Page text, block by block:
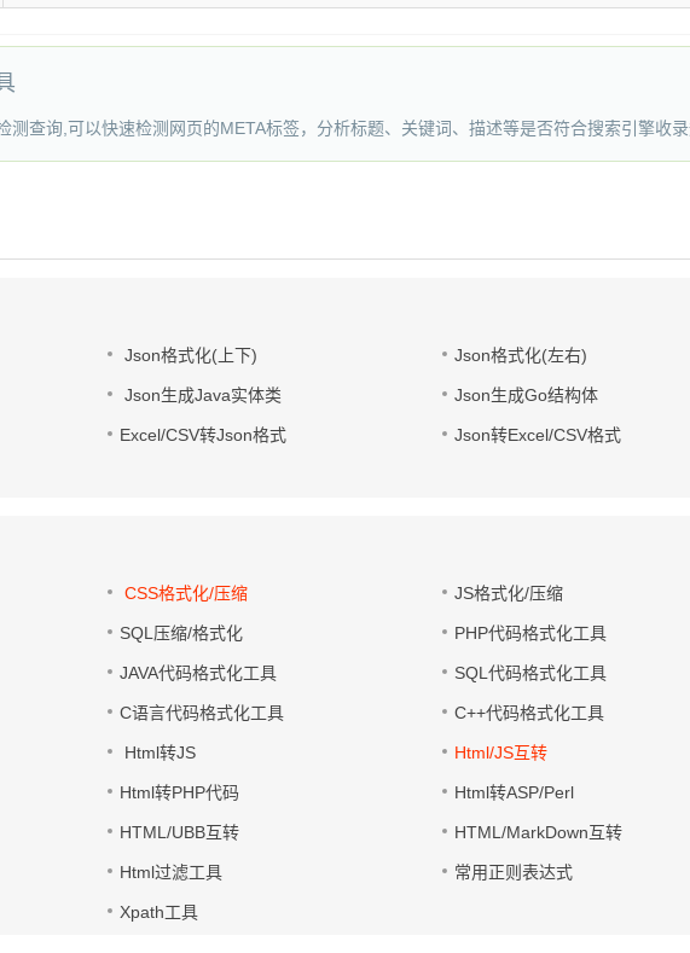
测查询,可以快速检测网页的META标签，分析标题、关键词、描述等是否符合搜索引擎收录
Json格式化(上下) Json格式化(左右)
Json生成Java实体类 Json生成Go结构体
Excel/CSV转Json格式 Json转Excel/CSV格式
CSS格式化/压缩 JS格式化/压缩
SQL压缩/格式化 PHP代码格式化工具
JAVA代码格式化工具 SQL代码格式化工具
C语言代码格式化工具 C++代码格式化工具
Html转JS Html/JS互转
Html转PHP代码 Html转ASP/Perl
HTML/UBB互转 HTML/MarkDown互转
Html过滤工具 常用正则表达式
Xpath工具